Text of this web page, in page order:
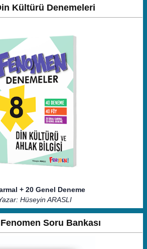
Kültürü Denemeleri
+ 20 Genel Deneme
Hüseyin ARASLI
Fenomen Soru Bankası